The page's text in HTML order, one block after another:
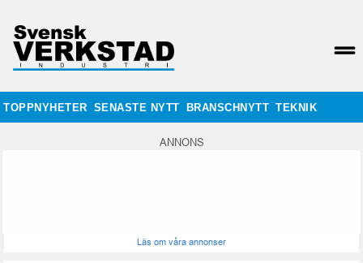
TOPPNYHETER SENASTE NYTT BRANSCHNYTT TEKNIK
ANNONS
Läs om våra annonser